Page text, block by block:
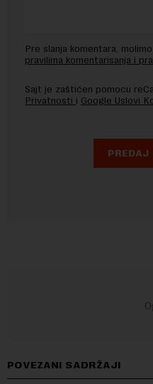
Pre slanja komentara,
pravilima komentarisanja i
Sajt je zaštićen pomocu
Privatnosti i Google Uslovi
POVEZANI SADRŽAJI